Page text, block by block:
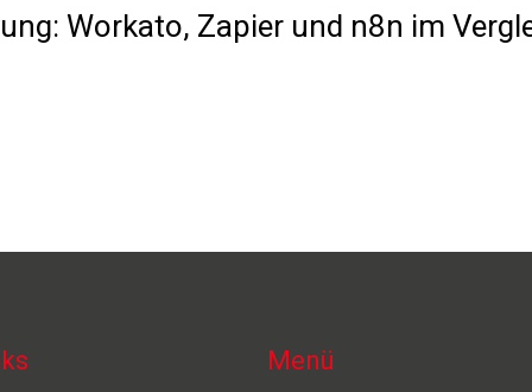
Workato, Zapier und n8n im
Menü